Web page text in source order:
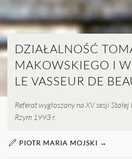
DZIAŁALNOŚĆ
MAKOWSKIEGO I
LE VASSEUR DE
Referat wygłoszony na XV sesji
Rzym 1993 r.
PIOTR MARIA MOJSKI →